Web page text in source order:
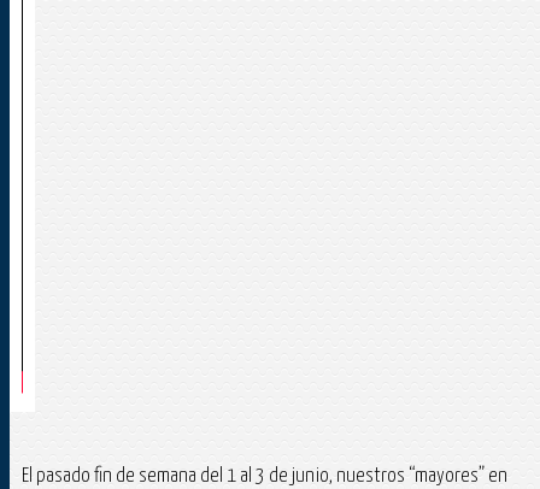
El pasado fin de semana del 1 al 3 de junio, nuestros “mayores” en